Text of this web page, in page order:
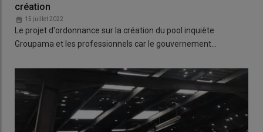
création
15 juillet 2022
Le projet d'ordonnance sur la création du pool inquiète
Groupama et les professionnels car le gouvernement…